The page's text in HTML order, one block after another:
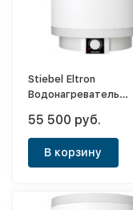
Stiebel Eltron
Водонагреватель
PSH 200 Trend
55 500 руб.
В корзину